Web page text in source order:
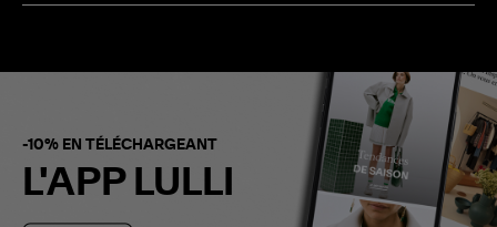
-10% EN TÉLÉCHARGEANT
L'APP LULLI